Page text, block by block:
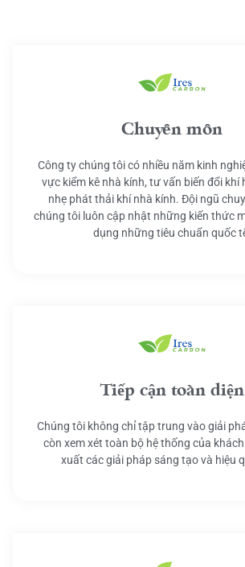
Chuyên môn
Công ty chúng tôi có nhiều năm kinh
vực kiểm kê nhà kính, tư vấn biến đổi khí
nhẹ phát thải khí nhà kính. Đội ngũ
chúng tôi luôn cập nhật những kiến thức
dụng những tiêu chuẩn quốc
Tiếp cận toàn diện
Chúng tôi không chỉ tập trung vào giải
còn xem xét toàn bộ hệ thống của
xuất các giải pháp sáng tạo và hiệu